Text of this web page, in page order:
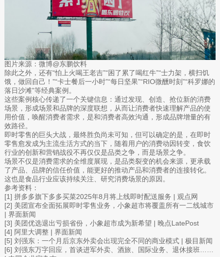
图片来源：微博@东鹏饮料
除此之外，还有“怕上火喝王老吉”“困了累了喝红牛”“士力架，横扫饥
饿，做回自己！”“卡士餐后一小时”“每日坚果”“RIO微醺时刻”“科罗娜的
落日沙滩”等经典案例。
这些案例核心传递了一个关键信息：通过发现、创造、抢位新的消费
场景，形成场景和品牌的深度联想，从而让消费者快速理解产品的使
用价值，唤醒消费者需求，是和消费者高效沟通，形成品牌增量的有
效路径。
即时零售的巨头大战，最终胜负尚未可知，但可以确定的是，在即时
零售愈发成为主流生活方式的当下，随着用户的消费动因转变，食饮
行业的创新和营销战役不再仅仅是品类之争，而是场景之争。
场景不仅是消费需求的全维度展现，是品类裂变的机会来源，更承载
了产品、品牌的信任价值，能更好的推动产品和消费者的连接转化。
这也是食品行业应该持续关注、研究消费场景的原因。
参考资料：
[1] 拼多多旗下多多买菜2025年8月将上线即时配送服务 | 观点网
[2] 美团宣布全面拓展即时零售业务，小象超市将覆盖所有一二线城市
| 界面新闻
[3] 美团优选退出亏损省份，小象超市成为新希望 | 晚点LatePost
[4] 阿里大调整 | 界面新闻
[5] 刘强东：一个月后京东外卖会出现完全不同的商业模式 | 极目新闻
[6] 刘强东万字回应，首谈进军外卖、酒旅、国际业务、退休接班……